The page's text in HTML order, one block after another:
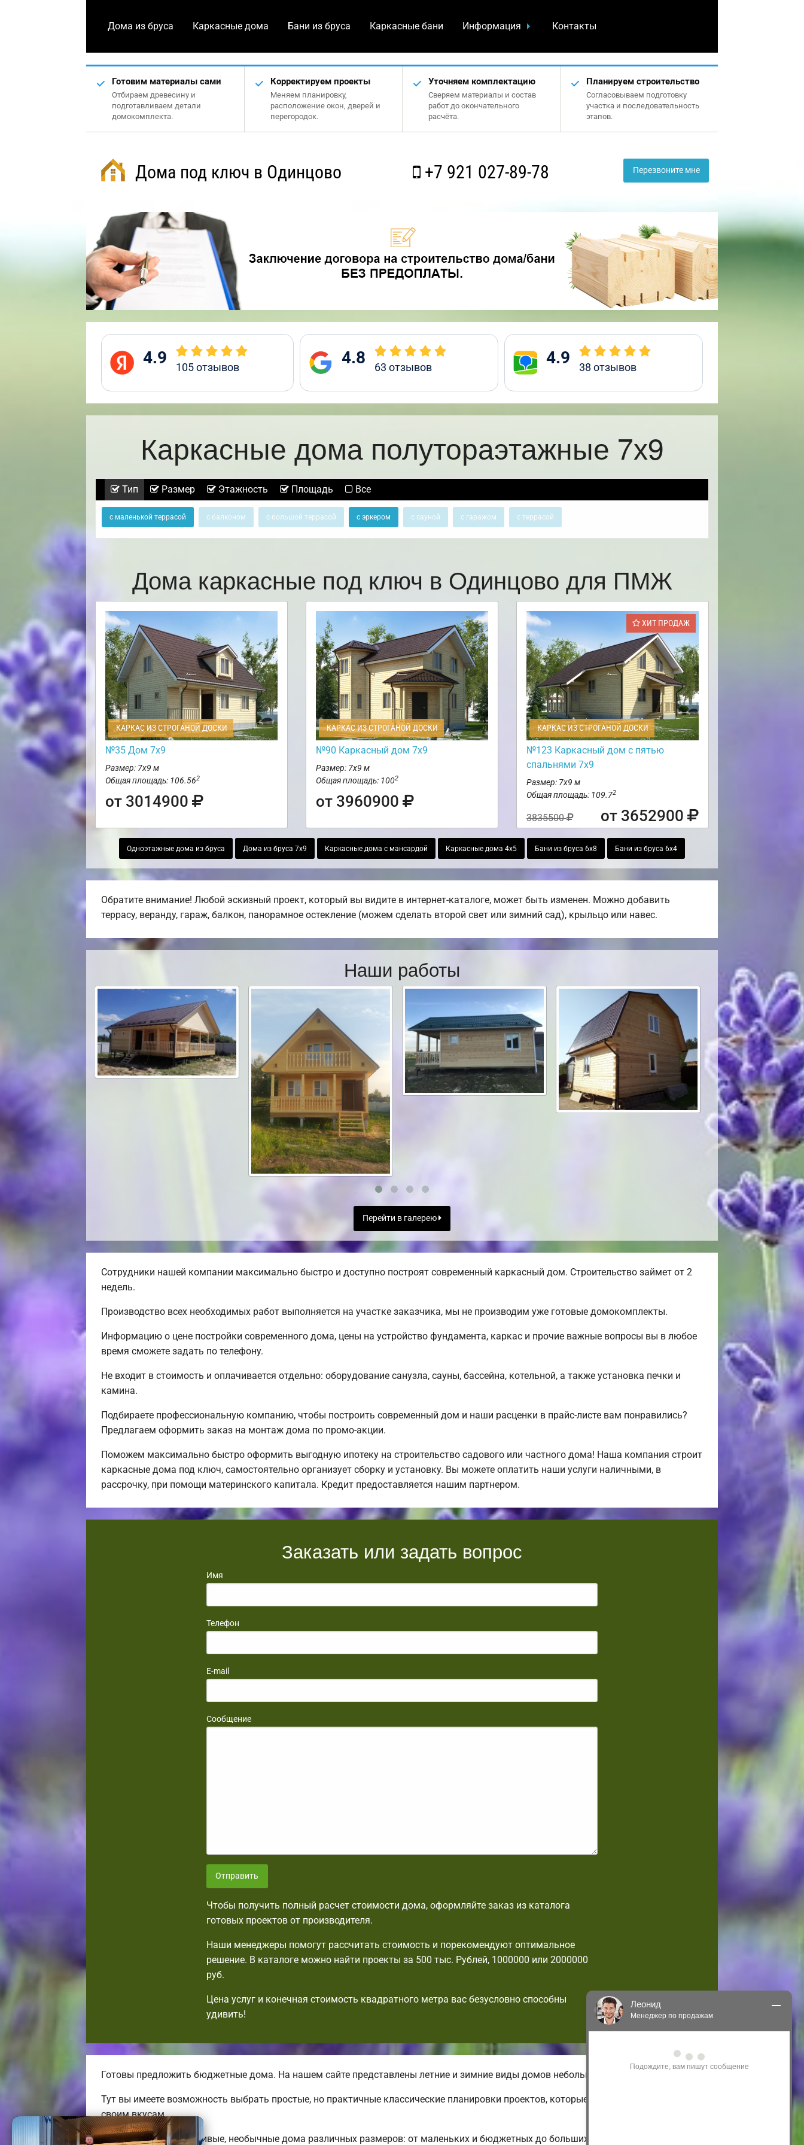
Дома из бруса Каркасные дома Бани из бруса Каркасные бани Информация Контакты
Готовим материалы сами
Отбираем древесину и
подготавливаем детали
домокомплекта.
Корректируем проекты
Меняем планировку,
расположение окон, дверей и
перегородок.
Уточняем комплектацию
Сверяем материалы и состав
работ до окончательного
расчёта.
Планируем строительство
Согласовываем подготовку
участка и последовательность
этапов.
Дома под ключ в Одинцово +7 921 027-89-78 Перезвоните мне
4.9 105отзывов 4.8 63 отзывов 4.9 38 отзывов
Каркасные дома полутораэтажные 7х9
Тип Размер Этажность Площадь Все
с маленькой террасой с балконом с большой террасой с эркером с сауной с гаражом с террасой
Дома каркасные под ключ в Одинцово для ПМЖ
КАРКАС ИЗ СТРОГАНОЙ ДОСКИ
№35 Дом 7х9
Размер: 7х9 м
Общая площадь: 106.562
от 3014900
КАРКАС ИЗ СТРОГАНОЙ ДОСКИ
№90 Каркасный дом 7х9
Размер: 7х9 м
Общая площадь: 1002
от 3960900
ХИТ ПРОДАЖ
КАРКАС ИЗ СТРОГАНОЙ ДОСКИ
№123 Каркасный дом с пятью
спальнями 7х9
Размер: 7х9 м
Общая площадь: 109.72
3835500 от 3652900
Одноэтажные дома из бруса Дома из бруса 7х9 Каркасные дома с мансардой Каркасные дома 4х5 Бани из бруса 6х8 Бани из бруса 6х4
Обратите внимание! Любой эскизный проект, который вы видите в интернет-каталоге, может быть изменен. Можно добавить
террасу, веранду, гараж, балкон, панорамное остекление (можем сделать второй свет или зимний сад), крыльцо или навес.
Наши работы
Перейти в галерею
Сотрудники нашей компании максимально быстро и доступно построят современный каркасный дом. Строительство займет от 2
недель.
Производство всех необходимых работ выполняется на участке заказчика, мы не производим уже готовые домокомплекты.
Информацию о цене постройки современного дома, цены на устройство фундамента, каркас и прочие важные вопросы вы в любое
время сможете задать по телефону.
Не входит в стоимость и оплачивается отдельно: оборудование санузла, сауны, бассейна, котельной, а также установка печки и
камина.
Подбираете профессиональную компанию, чтобы построить современный дом и наши расценки в прайс-листе вам понравились?
Предлагаем оформить заказ на монтаж дома по промо-акции.
Поможем максимально быстро оформить выгодную ипотеку на строительство садового или частного дома! Наша компания строит
каркасные дома под ключ, самостоятельно организует сборку и установку. Вы можете оплатить наши услуги наличными, в
рассрочку, при помощи материнского капитала. Кредит предоставляется нашим партнером.
Заказать или задать вопрос
Имя
Телефон
E-mail
Сообщение
Отправить
Чтобы получить полный расчет стоимости дома, оформляйте заказ из каталога
готовых проектов от производителя.
Наши менеджеры помогут рассчитать стоимость и порекомендуют оптимальное
решение. В каталоге можно найти проекты за 500 тыс. Рублей, 1000000 или 2000000
руб.
Цена услуг и конечная стоимость квадратного метра вас безусловно способны
удивить!
Готовы предложить бюджетные дома. На нашем сайте представлены летние и зимние виды домов небольшой площади.
Тут вы имеете возможность выбрать простые, но практичные классические планировки проектов, которые можно изменить по
своим вкусам.
Строим удобные, красивые, необычные дома различных размеров: от маленьких и бюджетных до больших энергоэффективных
Леонид
Менеджер по продажам
Здравствуйте! Я могу
проконсультировать Вас по нашим
акциям и проектам.